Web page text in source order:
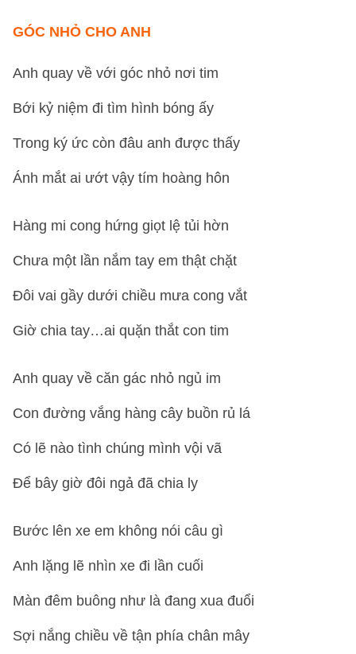
GÓC NHỎ CHO ANH
Anh quay về với góc nhỏ nơi tim
Bới kỷ niệm đi tìm hình bóng ấy
Trong ký ức còn đâu anh được thấy
Ánh mắt ai ướt vậy tím hoàng hôn
Hàng mi cong hứng giọt lệ tủi hờn
Chưa một lần nắm tay em thật chặt
Đôi vai gầy dưới chiều mưa cong vắt
Giờ chia tay…ai quặn thắt con tim
Anh quay về căn gác nhỏ ngủ im
Con đường vắng hàng cây buồn rủ lá
Có lẽ nào tình chúng mình vội vã
Để bây giờ đôi ngả đã chia ly
Bước lên xe em không nói câu gì
Anh lặng lẽ nhìn xe đi lần cuối
Màn đêm buông như là đang xua đuổi
Sợi nắng chiều về tận phía chân mây